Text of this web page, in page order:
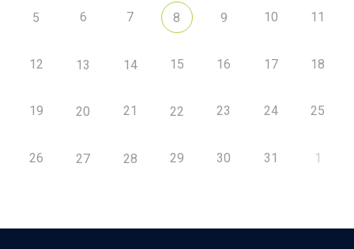
5 6 7 8 9 10 11
12 13 14 15 16 17 18
19 20 21 22 23 24 25
26 27 28 29 30 31 1